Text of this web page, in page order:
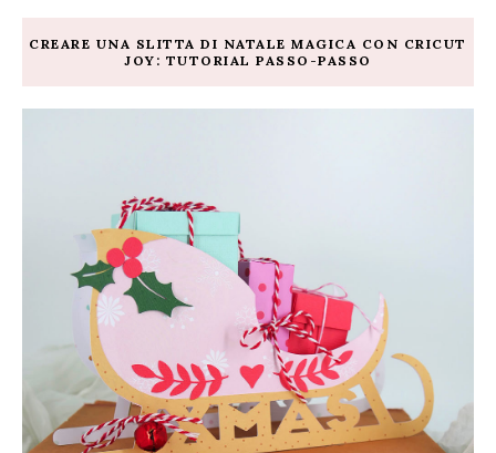
CREARE UNA SLITTA DI NATALE MAGICA CON CRICUT
JOY: TUTORIAL PASSO-PASSO